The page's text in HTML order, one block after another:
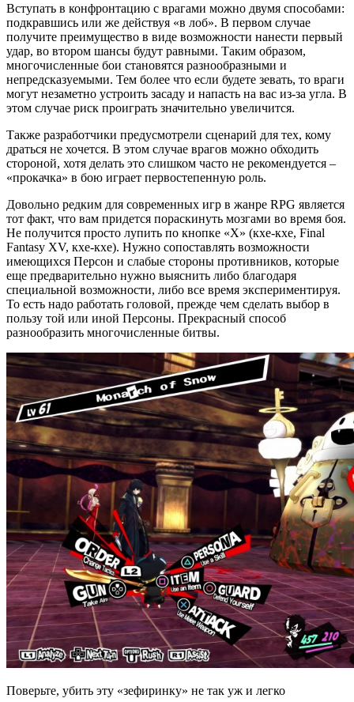
Вступать в конфронтацию с врагами можно двумя способами:
подкравшись или же действуя «в лоб». В первом случае
получите преимущество в виде возможности нанести первый
удар, во втором шансы будут равными. Таким образом,
многочисленные бои становятся разнообразными и
непредсказуемыми. Тем более что если будете зевать, то враги
могут незаметно устроить засаду и напасть на вас из-за угла. В
этом случае риск проиграть значительно увеличится.
Также разработчики предусмотрели сценарий для тех, кому
драться не хочется. В этом случае врагов можно обходить
стороной, хотя делать это слишком часто не рекомендуется –
«прокачка» в бою играет первостепенную роль.
Довольно редким для современных игр в жанре RPG является
тот факт, что вам придется пораскинуть мозгами во время боя.
Не получится просто лупить по кнопке «X» (кхе-кхе, Final
Fantasy XV, кхе-кхе). Нужно сопоставлять возможности
имеющихся Персон и слабые стороны противников, которые
еще предварительно нужно выяснить либо благодаря
специальной возможности, либо все время экспериментируя.
То есть надо работать головой, прежде чем сделать выбор в
пользу той или иной Персоны. Прекрасный способ
разнообразить многочисленные битвы.
Поверьте, убить эту «зефиринку» не так уж и легко